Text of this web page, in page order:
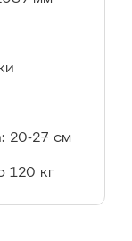
20-27 см
120 кг